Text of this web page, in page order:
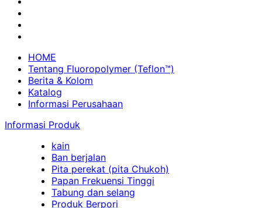
HOME
Tentang Fluoropolymer (Teflon™)
Berita & Kolom
Katalog
Informasi Perusahaan
Informasi Produk
kain
Ban berjalan
Pita perekat (pita Chukoh)
Papan Frekuensi Tinggi
Tabung dan selang
Produk Berpori